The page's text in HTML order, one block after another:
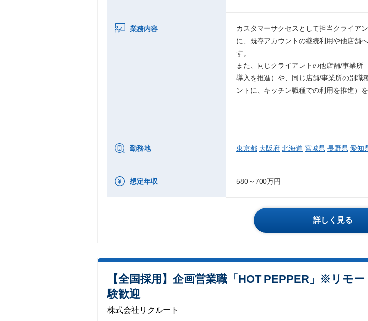
業務内容
カスタマーサクセスとして担当クライア
に、既存アカウントの継続利用や他店舗
す。
また、同じクライアントの他店舗/事業
導入を推進）や、同じ店舗/事業所の別職
ントに、キッチン職種での利用を推進）
勤務地 東京都 大阪府 北海道 宮城県 長野県 愛知
想定年収 580～700万円
詳しく見る
【全国採用】企画営業職「HOT PEPPER」※リモ
験歓迎
株式会社リクルート